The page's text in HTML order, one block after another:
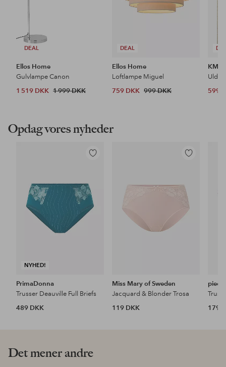
DEAL
Ellos Home
Gulvlampe Canon
1 519 DKK 1 999 DKK
DEAL
Ellos Home
Loftlampe Miguel
759 DKK 999 DKK
KM
599
Opdag vores nyheder
NYHED!
Tilføj
PrimaDonna
Trusser Deauville Full Briefs
489 DKK
Tilføj
Miss Mary of Sweden
Jacquard & Blonder Trosa
119 DKK
179
Det mener andre